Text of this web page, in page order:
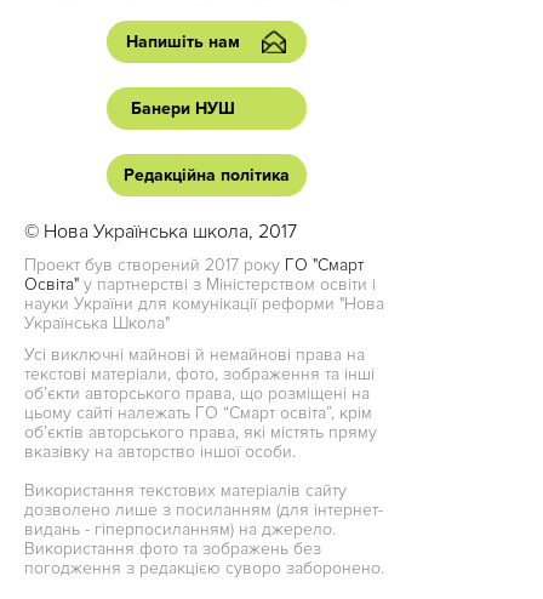
Напишіть нам
Банери НУШ
Редакційна політика
© Нова Українська школа, 2017
Проект був створений 2017 року ГО "Смарт
Освіта" у партнерстві з Міністерством освіти і
науки України для комунікації реформи "Нова
Українська Школа"
Усі виключні майнові й немайнові права на
текстові матеріали, фото, зображення та інші
об’єкти авторського права, що розміщені на
цьому сайті належать ГО “Смарт освіта”, крім
об’єктів авторського права, які містять пряму
вказівку на авторство іншої особи.
Використання текстових матеріалів сайту
дозволено лише з посиланням (для інтернет-
видань - гіперпосиланням) на джерело.
Використання фото та зображень без
погодження з редакцією суворо заборонено.